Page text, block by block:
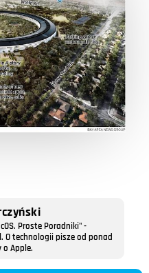
Proste Poradniki" -
O technologii pisze od ponad
o Apple.